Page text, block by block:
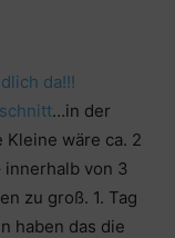
da!!!
…in der
Kleine wäre ca. 2
innerhalb von 3
zu groß. 1. Tag
haben das die